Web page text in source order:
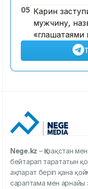
05 Карин
мужчину,
«глашатаями
Nege.kz – Қазақстан
бейтарап тарататын
ақпарат беріп қана
сараптама мен арнайы